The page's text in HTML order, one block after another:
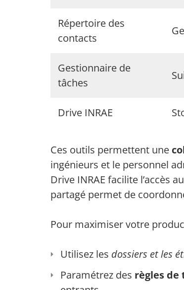
Répertoire des
contacts
Gestionnaire de
tâches
Drive INRAE
Ces outils permettent une
ingénieurs et le personnel
Drive INRAE facilite l’accès
partagé permet de
Pour maximiser votre
Utilisez les dossiers et les
Paramétrez des règles